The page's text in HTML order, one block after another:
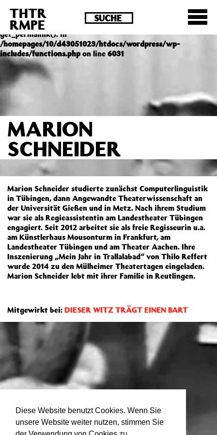
Diese Website benutzt Cookies. Wenn Sie
unsere Website weiter nutzen, stimmen Sie
Deprecated : Die Funktion post_permalink ist seit
Version 4.4.0 veraltet! Verwende stattdessen
get_permalink(). in
/homepages/10/d43051023/htdocs/wordpress/wp-
includes/functions.phpon line 6031
THTR
RMPE
MARION
SCHNEIDER
Marion Schneider studierte zunächst Computerlinguistik
in Tübingen, dann Angewandte Theaterwissenschaft an
der Universität Gießen und in Metz. Nach ihrem Studium
war sie als Regieassistentin am Landestheater Tübingen
engagiert. Seit 2012 arbeitet sie als freie Regisseurin u.a.
am Künstlerhaus Mousonturm in Frankfurt, am
Landestheater Tübingen und am Theater Aachen. Ihre
Inszenierung „Mein Jahr in Trallalabad“ von Thilo Reffert
wurde 2014 zu den Mülheimer Theatertagen eingeladen.
Marion Schneider lebt mit ihrer Familie in Reutlingen.
Mitgewirkt bei: DIESER WITZ TRÄGT EINEN BART